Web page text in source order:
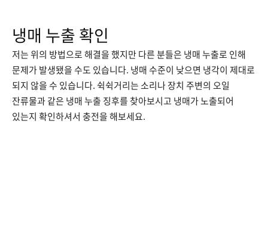
냉매 누출 확인
저는 위의 방법으로 해결을 했지만 다른 분들은 냉매 누출로 인해
문제가 발생됐을 수도 있습니다. 냉매 수준이 낮으면 냉각이 제대로
되지 않을 수 있습니다. 쉭쉭거리는 소리나 장치 주변의 오일
잔류물과 같은 냉매 누출 징후를 찾아보시고 냉매가 노출되어
있는지 확인하셔서 충전을 해보세요.